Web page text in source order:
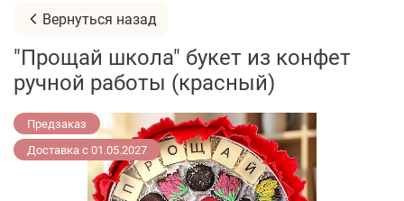
Вернуться назад
"Прощай школа" букет из конфет
ручной работы (красный)
Предзаказ
Доставка с 01.05.2027